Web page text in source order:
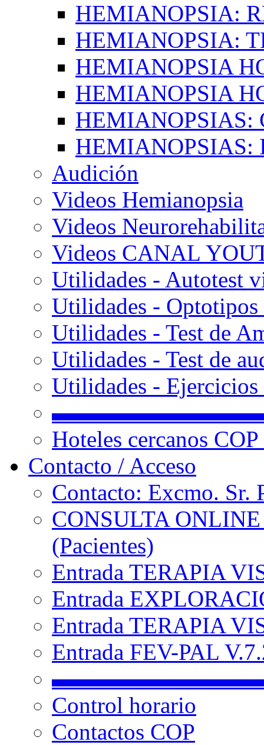
HEMIANOPSIA:
HEMIANOPSIA:
HEMIANOPSIA
HEMIANOPSIA
HEMIANOPSIAS:
HEMIANOPSIAS:
Audición
Videos Hemianopsia
Videos
Videos CANAL
Utilidades - Autotest
Utilidades -
Utilidades - Test de
Utilidades - Test de
Utilidades -
Hoteles cercanos
Contacto / Acceso
Contacto: Excmo. Sr.
CONSULTA
(Pacientes)
Entrada TERAPIA
Entrada
Entrada TERAPIA
Entrada FEV-PAL
Control horario
Contactos COP